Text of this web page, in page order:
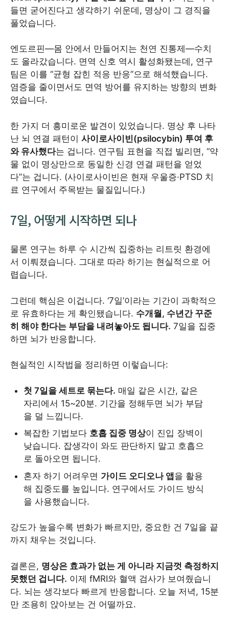
들면 굳어진다고 생각하기 쉬운데, 명상이 그 경직을
풀었습니다.
엔도르핀—몸 안에서 만들어지는 천연 진통제—수치
도 올라갔습니다. 면역 신호 역시 활성화됐는데, 연구
팀은 이를 “균형 잡힌 적응 반응”으로 해석했습니다.
염증을 줄이면서도 면역 방어를 유지하는 방향의 변화
였습니다.
한 가지 더 흥미로운 발견이 있었습니다. 명상 후 나타
난 뇌 연결 패턴이 사이로사이빈(psilocybin) 투여 후
와 유사했다는 겁니다. 연구팀 표현을 직접 빌리면, “약
물 없이 명상만으로 동일한 신경 연결 패턴을 얻었
다”는 겁니다. (사이로사이빈은 현재 우울증·PTSD 치
료 연구에서 주목받는 물질입니다.)
7일, 어떻게 시작하면 되나
물론 연구는 하루 수 시간씩 집중하는 리트릿 환경에
서 이뤄졌습니다. 그대로 따라 하기는 현실적으로 어
렵습니다.
그런데 핵심은 이겁니다. ‘7일’이라는 기간이 과학적으
로 유효하다는 게 확인됐습니다. 수개월, 수년간 꾸준
히 해야 한다는 부담을 내려놓아도 됩니다. 7일을 집중
하면 뇌가 반응합니다.
현실적인 시작법을 정리하면 이렇습니다:
첫 7일을 세트로 묶는다. 매일 같은 시간, 같은
자리에서 15~20분. 기간을 정해두면 뇌가 부담
을 덜 느낍니다.
복잡한 기법보다 호흡 집중 명상이 진입 장벽이
낮습니다. 잡생각이 와도 판단하지 말고 호흡으
로 돌아오면 됩니다.
혼자 하기 어려우면 가이드 오디오나 앱을 활용
해 집중도를 높입니다. 연구에서도 가이드 방식
을 사용했습니다.
강도가 높을수록 변화가 빠르지만, 중요한 건 7일을 끝
까지 채우는 것입니다.
결론은, 명상은 효과가 없는 게 아니라 지금껏 측정하지
못했던 겁니다. 이제 fMRI와 혈액 검사가 보여줬습니
다. 뇌는 생각보다 빠르게 반응합니다. 오늘 저녁, 15분
만 조용히 앉아보는 건 어떨까요.